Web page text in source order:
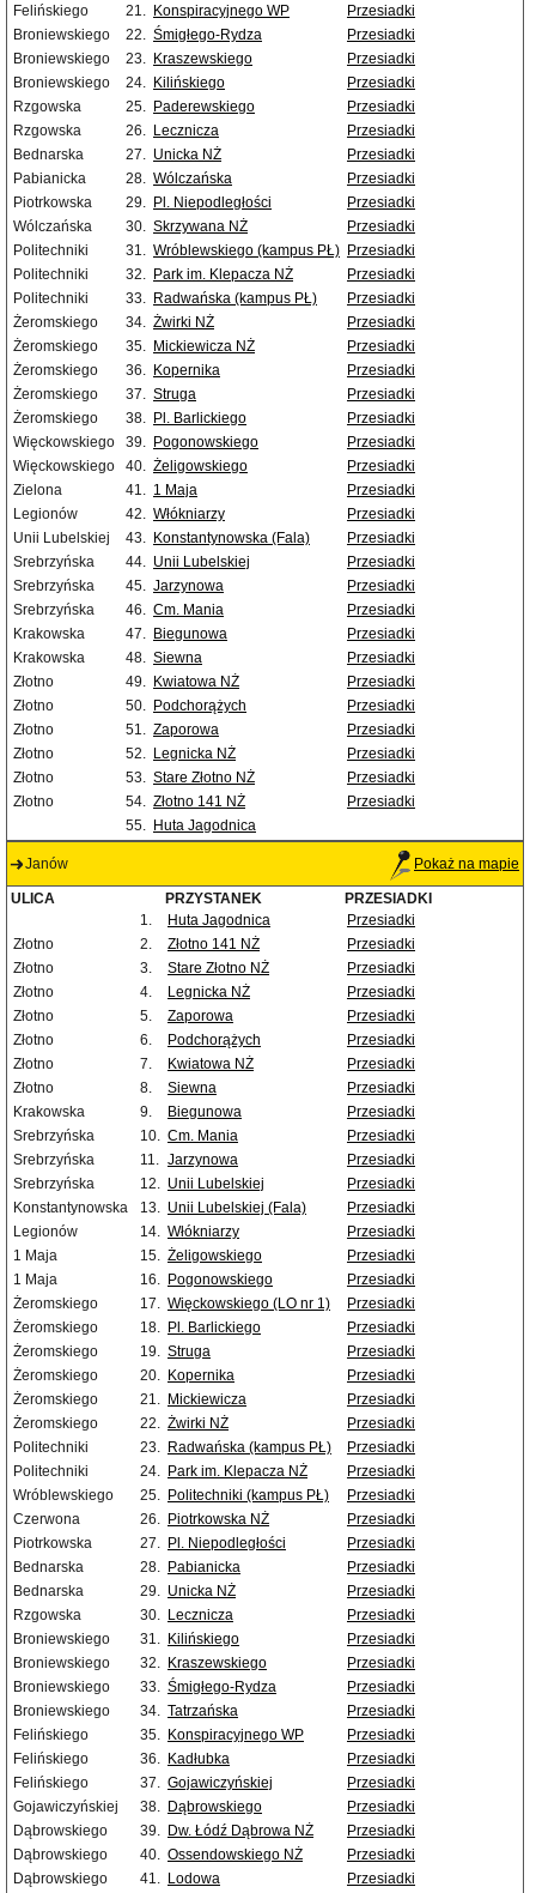
Felińskiego
21. Konspiracyjnego WP
Przesiadki
Broniewskiego
22. Śmigłego-Rydza
Przesiadki
Broniewskiego
23. Kraszewskiego
Przesiadki
Broniewskiego
24. Kilińskiego
Przesiadki
Rzgowska
25. Paderewskiego
Przesiadki
Rzgowska
26. Lecznicza
Przesiadki
Bednarska
27. Unicka NŻ
Przesiadki
Pabianicka
28. Wólczańska
Przesiadki
Piotrkowska
29. Pl. Niepodległości
Przesiadki
Wólczańska
30. Skrzywana NŻ
Przesiadki
Politechniki
31. Wróblewskiego (kampus PŁ) Przesiadki
Politechniki
32. Park im. Klepacza NŻ
Przesiadki
Politechniki
33. Radwańska (kampus PŁ)
Przesiadki
Żeromskiego
34. Żwirki NŻ
Przesiadki
Żeromskiego
35. Mickiewicza NŻ
Przesiadki
Żeromskiego
36. Kopernika
Przesiadki
Żeromskiego
37. Struga
Przesiadki
Żeromskiego
38. Pl. Barlickiego
Przesiadki
Więckowskiego
39. Pogonowskiego
Przesiadki
Więckowskiego
40. Żeligowskiego
Przesiadki
Zielona
41. 1 Maja
Przesiadki
Legionów
42. Włókniarzy
Przesiadki
Unii Lubelskiej
43. Konstantynowska (Fala)
Przesiadki
Srebrzyńska
44. Unii Lubelskiej
Przesiadki
Srebrzyńska
45. Jarzynowa
Przesiadki
Srebrzyńska
46. Cm. Mania
Przesiadki
Krakowska
47. Biegunowa
Przesiadki
Krakowska
48. Siewna
Przesiadki
Złotno
49. Kwiatowa NŻ
Przesiadki
Złotno
50. Podchorążych
Przesiadki
Złotno
51. Zaporowa
Przesiadki
Złotno
52. Legnicka NŻ
Przesiadki
Złotno
53. Stare Złotno NŻ
Przesiadki
Złotno
54. Złotno 141 NŻ
Przesiadki
55. Huta Jagodnica
Janów Pokaż na mapie
ULICA PRZYSTANEK
PRZESIADKI
1.
Huta Jagodnica
Przesiadki
Złotno
2. Złotno 141 NŻ
Przesiadki
Złotno
3. Stare Złotno NŻ
Przesiadki
Złotno
4. Legnicka NŻ
Przesiadki
Złotno
5. Zaporowa
Przesiadki
Złotno
6. Podchorążych
Przesiadki
Złotno
7. Kwiatowa NŻ
Przesiadki
Złotno
8. Siewna
Przesiadki
Krakowska
9. Biegunowa
Przesiadki
Srebrzyńska
10. Cm. Mania
Przesiadki
Srebrzyńska
11. Jarzynowa
Przesiadki
Srebrzyńska
12. Unii Lubelskiej
Przesiadki
Konstantynowska
13. Unii Lubelskiej (Fala)
Przesiadki
Legionów
14. Włókniarzy
Przesiadki
1 Maja
15. Żeligowskiego
Przesiadki
1 Maja
16. Pogonowskiego
Przesiadki
Żeromskiego
17. Więckowskiego (LO nr 1)
Przesiadki
Żeromskiego
18. Pl. Barlickiego
Przesiadki
Żeromskiego
19. Struga
Przesiadki
Żeromskiego
20. Kopernika
Przesiadki
Żeromskiego
21. Mickiewicza
Przesiadki
Żeromskiego
22. Żwirki NŻ
Przesiadki
Politechniki
23. Radwańska (kampus PŁ)
Przesiadki
Politechniki
24. Park im. Klepacza NŻ
Przesiadki
Wróblewskiego
25. Politechniki (kampus PŁ)
Przesiadki
Czerwona
26. Piotrkowska NŻ
Przesiadki
Piotrkowska
27. Pl. Niepodległości
Przesiadki
Bednarska
28. Pabianicka
Przesiadki
Bednarska
29. Unicka NŻ
Przesiadki
Rzgowska
30. Lecznicza
Przesiadki
Broniewskiego
31. Kilińskiego
Przesiadki
Broniewskiego
32. Kraszewskiego
Przesiadki
Broniewskiego
33. Śmigłego-Rydza
Przesiadki
Broniewskiego
34. Tatrzańska
Przesiadki
Felińskiego
35. Konspiracyjnego WP
Przesiadki
Felińskiego
36. Kadłubka
Przesiadki
Felińskiego
37. Gojawiczyńskiej
Przesiadki
Gojawiczyńskiej
38. Dąbrowskiego
Przesiadki
Dąbrowskiego
39. Dw. Łódź Dąbrowa NŻ
Przesiadki
Dąbrowskiego
40. Ossendowskiego NŻ
Przesiadki
Dąbrowskiego
41. Lodowa Przesiadki